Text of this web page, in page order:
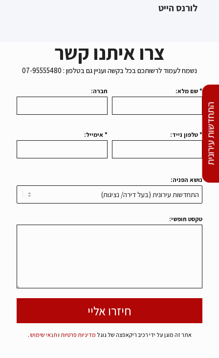
התחדשות עירונית
לורנס הייט
צרו איתנו קשר
נשמח לעמוד לרשותכם בכל בקשה ועניין גם בטלפון : 07-95555480
* שם מלא: חברה:
* טלפון נייד: * אימייל:
נושא הפניה:
טקסט חופשי:
אתר זה מוגן על ידי רכיב ריקאפצה של גוגל מדיניות פרטיות ו תנאי שימוש .